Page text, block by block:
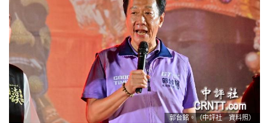
郭台銘。（中評社 資料照）